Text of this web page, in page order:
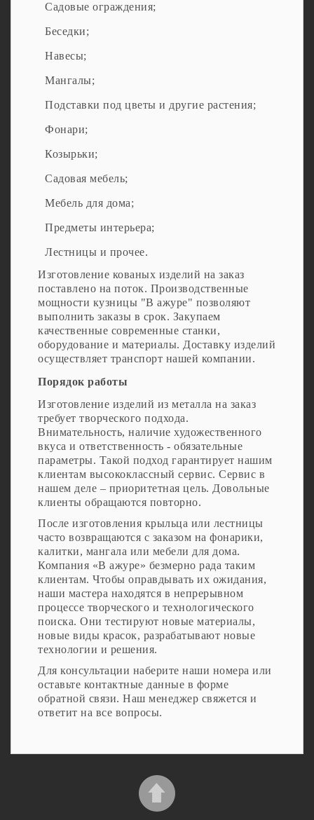
Садовые ограждения;
Беседки;
Навесы;
Мангалы;
Подставки под цветы и другие растения;
Фонари;
Козырьки;
Садовая мебель;
Мебель для дома;
Предметы интерьера;
Лестницы и прочее.
Изготовление кованых изделий на заказ
поставлено на поток. Производственные
мощности кузницы "В ажуре" позволяют
выполнить заказы в срок. Закупаем
качественные современные станки,
оборудование и материалы. Доставку изделий
осуществляет транспорт нашей компании.
Порядок работы
Изготовление изделий из металла на заказ
требует творческого подхода.
Внимательность, наличие художественного
вкуса и ответственность - обязательные
параметры. Такой подход гарантирует нашим
клиентам высококлассный сервис. Сервис в
нашем деле – приоритетная цель. Довольные
клиенты обращаются повторно.
После изготовления крыльца или лестницы
часто возвращаются с заказом на фонарики,
калитки, мангала или мебели для дома.
Компания «В ажуре» безмерно рада таким
клиентам. Чтобы оправдывать их ожидания,
наши мастера находятся в непрерывном
процессе творческого и технологического
поиска. Они тестируют новые материалы,
новые виды красок, разрабатывают новые
технологии и решения.
Для консультации наберите наши номера или
оставьте контактные данные в форме
обратной связи. Наш менеджер свяжется и
ответит на все вопросы.